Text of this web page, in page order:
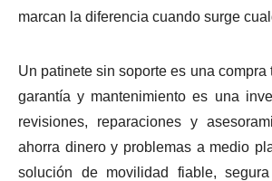
marcan la diferencia cuando surge
Un patinete sin soporte es una compra
garantía y mantenimiento es una
revisiones, reparaciones y
ahorra dinero y problemas a medio
solución de movilidad fiable,